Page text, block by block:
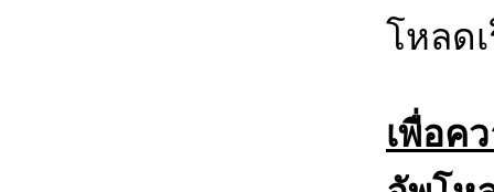
โหลด
เพื่อค